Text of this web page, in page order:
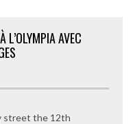
L’OLYMPIA AVEC
street the 12th